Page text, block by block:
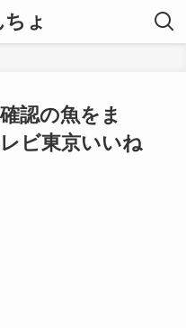
ょ
認の魚をま
ビ東京いいね